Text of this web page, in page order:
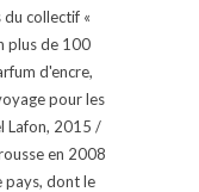
collectif «
plus de 100
d'encre,
pour les
Lafon, 2015 /
en 2008
pays, dont le